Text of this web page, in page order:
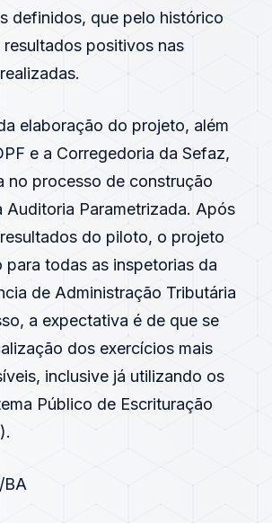
definidos, que pelo histórico
resultados positivos nas
elaboração do projeto, além
e a Corregedoria da Sefaz,
no processo de construção
Auditoria Parametrizada. Após
do piloto, o projeto
para todas as inspetorias da
de Administração Tributária
a expectativa é de que se
dos exercícios mais
inclusive já utilizando os
Público de Escrituração
).
BA